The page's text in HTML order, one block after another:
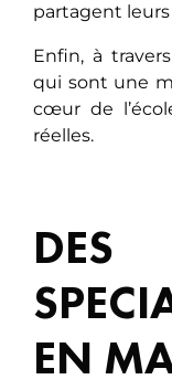
partagent
Enfin, à
qui sont une
cœur de
réelles.
DES
EN